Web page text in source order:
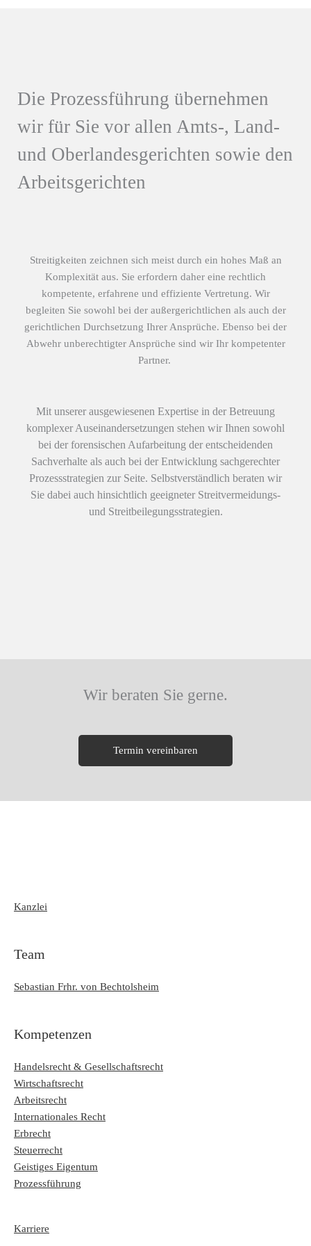
Die Prozessführung übernehmen
wir für Sie vor allen Amts-, Land-
und Oberlandesgerichten sowie den
Arbeitsgerichten
Streitigkeiten zeichnen sich meist durch ein hohes Maß an
Komplexität aus. Sie erfordern daher eine rechtlich
kompetente, erfahrene und effiziente Vertretung. Wir
begleiten Sie sowohl bei der außergerichtlichen als auch der
gerichtlichen Durchsetzung Ihrer Ansprüche. Ebenso bei der
Abwehr unberechtigter Ansprüche sind wir Ihr kompetenter
Partner.
Mit unserer ausgewiesenen Expertise in der Betreuung
komplexer Auseinandersetzungen stehen wir Ihnen sowohl
bei der forensischen Aufarbeitung der entscheidenden
Sachverhalte als auch bei der Entwicklung sachgerechter
Prozessstrategien zur Seite. Selbstverständlich beraten wir
Sie dabei auch hinsichtlich geeigneter Streitvermeidungs-
und Streitbeilegungsstrategien.
Wir beraten Sie gerne.
Termin vereinbaren
Kanzlei
Team
Sebastian Frhr. von Bechtolsheim
Kompetenzen
Handelsrecht & Gesellschaftsrecht
Wirtschaftsrecht
Arbeitsrecht
Internationales Recht
Erbrecht
Steuerrecht
Geistiges Eigentum
Prozessführung
Karriere